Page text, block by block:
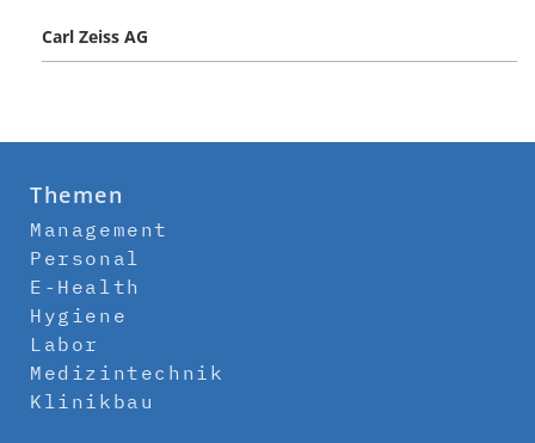
Carl Zeiss AG
Themen
Management
Personal
E-Health
Hygiene
Labor
Medizintechnik
Klinikbau